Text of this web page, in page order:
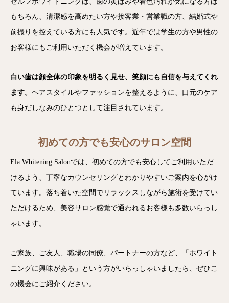
もちろん、清潔感を高めたい方や接客業・営業職の方、結婚式や
前撮りを控えている方にも人気です。近年では学生の方や男性の
お客様にもご利用いただく機会が増えています。
白い歯は顔全体の印象を明るく見せ、笑顔にも自信を与えてくれ
ます。 ヘアスタイルやファッションを整えるように、口元のケア
も身だしなみのひとつとして注目されています。
初めての方でも安心のサロン空間
Ela Whitening Salonでは、初めての方でも安心してご利用いただ
けるよう、丁寧なカウンセリングとわかりやすいご案内を心がけ
ています。落ち着いた空間でリラックスしながら施術を受けてい
ただけるため、美容サロン感覚で通われるお客様も多数いらっし
ゃいます。
ご家族、ご友人、職場の同僚、パートナーの方など、「ホワイト
ニングに興味がある」という方がいらっしゃいましたら、ぜひこ
の機会にご紹介ください。